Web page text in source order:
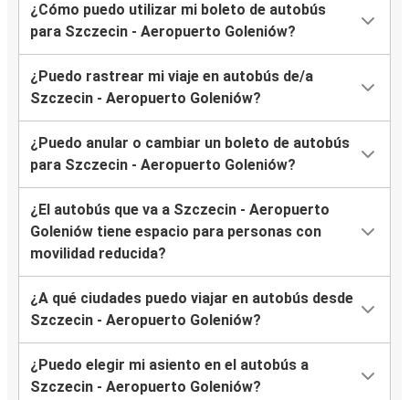
¿Cómo puedo utilizar mi boleto de autobús
para Szczecin - Aeropuerto Goleniów?
¿Puedo rastrear mi viaje en autobús de/a
Szczecin - Aeropuerto Goleniów?
¿Puedo anular o cambiar un boleto de autobús
para Szczecin - Aeropuerto Goleniów?
¿El autobús que va a Szczecin - Aeropuerto
Goleniów tiene espacio para personas con
movilidad reducida?
¿A qué ciudades puedo viajar en autobús desde
Szczecin - Aeropuerto Goleniów?
¿Puedo elegir mi asiento en el autobús a
Szczecin - Aeropuerto Goleniów?